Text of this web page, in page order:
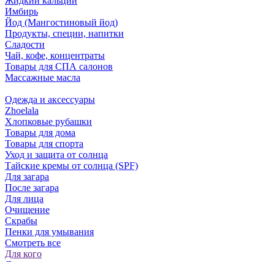
Имбирь
Йод (Мангостиновый йод)
Продукты, специи, напитки
Сладости
Чай, кофе, концентраты
Товары для СПА салонов
Массажные масла
Одежда и аксессуары
Zhoelala
Хлопковые рубашки
Товары для дома
Товары для спорта
Уход и защита от солнца
Тайские кремы от солнца (SPF)
Для загара
После загара
Для лица
Очищение
Скрабы
Пенки для умывания
Смотреть все
Для кого